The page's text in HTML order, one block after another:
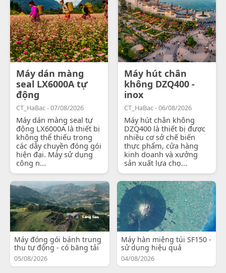
Máy dán màng
seal LX6000A tự
động
CT_HaBac - 07/08/2026
Máy dán màng seal tự
động LX6000A là thiết bị
không thể thiếu trong
các dây chuyền đóng gói
hiện đại. Máy sử dụng
công n...
Máy hút chân
không DZQ400 -
inox
CT_HaBac - 06/08/2026
Máy hút chân không
DZQ400 là thiết bị được
nhiều cơ sở chế biến
thực phẩm, cửa hàng
kinh doanh và xưởng
sản xuất lựa chọ...
Máy đóng gói bánh trung
thu tự động - có băng tải
05/08/2026
Máy hàn miệng túi SF150 -
sử dụng hiệu quả
04/08/2026